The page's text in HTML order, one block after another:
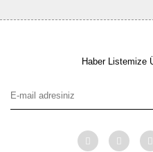
Haber Listemize